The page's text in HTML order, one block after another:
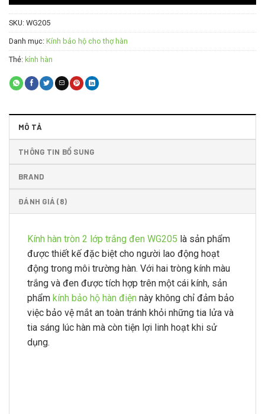
SKU: WG205
Danh mục: Kính bảo hộ cho thợ hàn
Thẻ: kính hàn
MÔ TẢ
THÔNG TIN BỔ SUNG
BRAND
ĐÁNH GIÁ (8)
Kính hàn tròn 2 lớp trắng đen WG205 là sản phẩm
được thiết kế đặc biệt cho người lao động hoạt
động trong môi trường hàn. Với hai tròng kính màu
trắng và đen được tích hợp trên một cái kính, sản
phẩm kính bảo hộ hàn điện này không chỉ đảm bảo
việc bảo vệ mắt an toàn tránh khỏi những tia lửa và
tia sáng lúc hàn mà còn tiện lợi linh hoạt khi sử
dụng.